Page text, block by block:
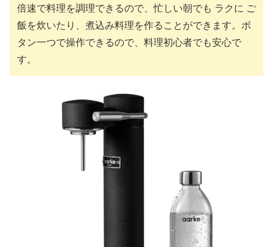
倍速で料理を調理できるので、忙しい朝でも ラクに ご
飯を炊いたり、煮込み料理を作ることができます。ボ
タン一つで操作できるので、料理初心者でも安心で
す。